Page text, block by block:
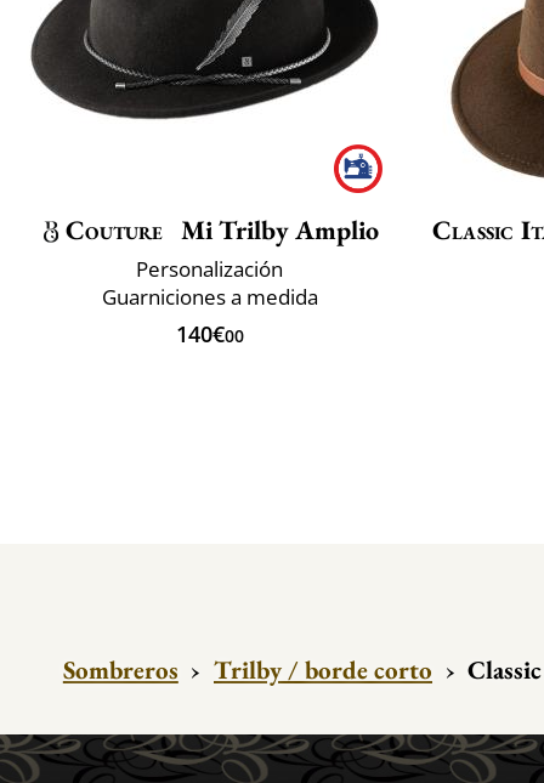
Couture Mi Trilby Amplio
Personalización
Guarniciones a medida
140€00
Classic
Sombreros › Trilby / borde corto ›